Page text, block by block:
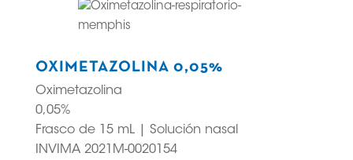
OXIMETAZOLINA 0,05%
Oximetazolina
0,05%
Frasco de 15 mL | Solución nasal
INVIMA 2021M-0020154